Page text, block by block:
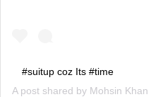
#suitup coz Its #time
A post shared by Mohsin Khan